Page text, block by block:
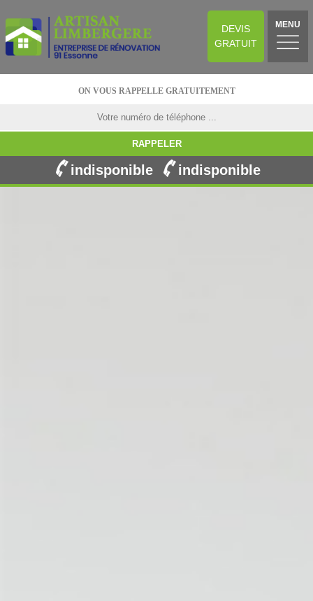
DEVIS
GRATUIT
MENU
ON VOUS RAPPELLE GRATUITEMENT
indisponible indisponible